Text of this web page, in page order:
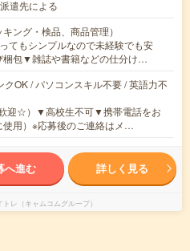
遣先による
ング・検品、商品管理）
てもシンプルなので未経験でも安
包▼雑誌や書籍などの仕分け…
クOK / パソコンスキル不要 / 英語力不
迎☆）▼高校生不可▼携帯電話をお
使用）※応募後のご連絡はメ…
へ進む 詳しく見る
レ（キャムコムグループ）